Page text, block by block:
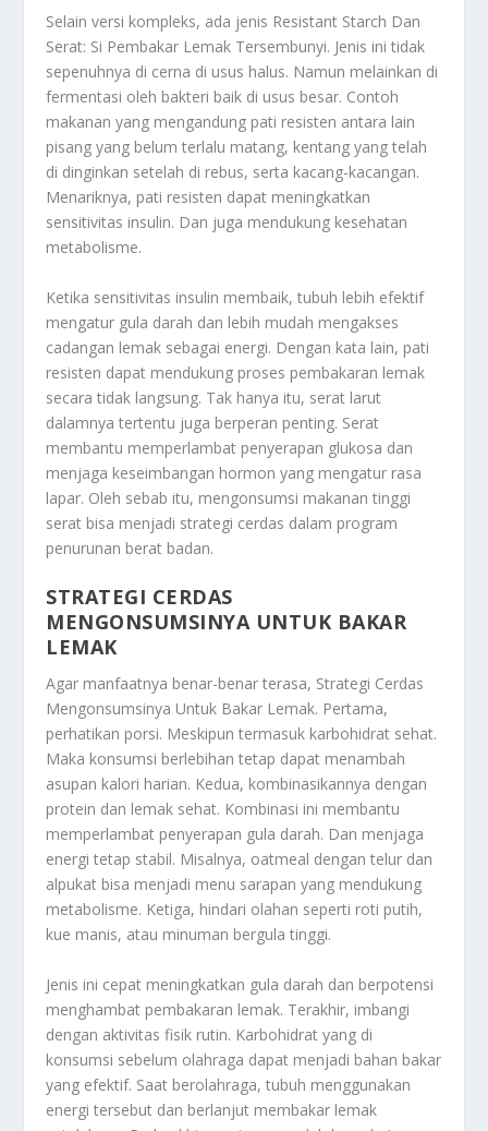
Selain versi kompleks, ada jenis Resistant Starch Dan
Serat: Si Pembakar Lemak Tersembunyi. Jenis ini tidak
sepenuhnya di cerna di usus halus. Namun melainkan di
fermentasi oleh bakteri baik di usus besar. Contoh
makanan yang mengandung pati resisten antara lain
pisang yang belum terlalu matang, kentang yang telah
di dinginkan setelah di rebus, serta kacang-kacangan.
Menariknya, pati resisten dapat meningkatkan
sensitivitas insulin. Dan juga mendukung kesehatan
metabolisme.
Ketika sensitivitas insulin membaik, tubuh lebih efektif
mengatur gula darah dan lebih mudah mengakses
cadangan lemak sebagai energi. Dengan kata lain, pati
resisten dapat mendukung proses pembakaran lemak
secara tidak langsung. Tak hanya itu, serat larut
dalamnya tertentu juga berperan penting. Serat
membantu memperlambat penyerapan glukosa dan
menjaga keseimbangan hormon yang mengatur rasa
lapar. Oleh sebab itu, mengonsumsi makanan tinggi
serat bisa menjadi strategi cerdas dalam program
penurunan berat badan.
STRATEGI CERDAS
MENGONSUMSINYA UNTUK BAKAR
LEMAK
Agar manfaatnya benar-benar terasa, Strategi Cerdas
Mengonsumsinya Untuk Bakar Lemak. Pertama,
perhatikan porsi. Meskipun termasuk karbohidrat sehat.
Maka konsumsi berlebihan tetap dapat menambah
asupan kalori harian. Kedua, kombinasikannya dengan
protein dan lemak sehat. Kombinasi ini membantu
memperlambat penyerapan gula darah. Dan menjaga
energi tetap stabil. Misalnya, oatmeal dengan telur dan
alpukat bisa menjadi menu sarapan yang mendukung
metabolisme. Ketiga, hindari olahan seperti roti putih,
kue manis, atau minuman bergula tinggi.
Jenis ini cepat meningkatkan gula darah dan berpotensi
menghambat pembakaran lemak. Terakhir, imbangi
dengan aktivitas fisik rutin. Karbohidrat yang di
konsumsi sebelum olahraga dapat menjadi bahan bakar
yang efektif. Saat berolahraga, tubuh menggunakan
energi tersebut dan berlanjut membakar lemak